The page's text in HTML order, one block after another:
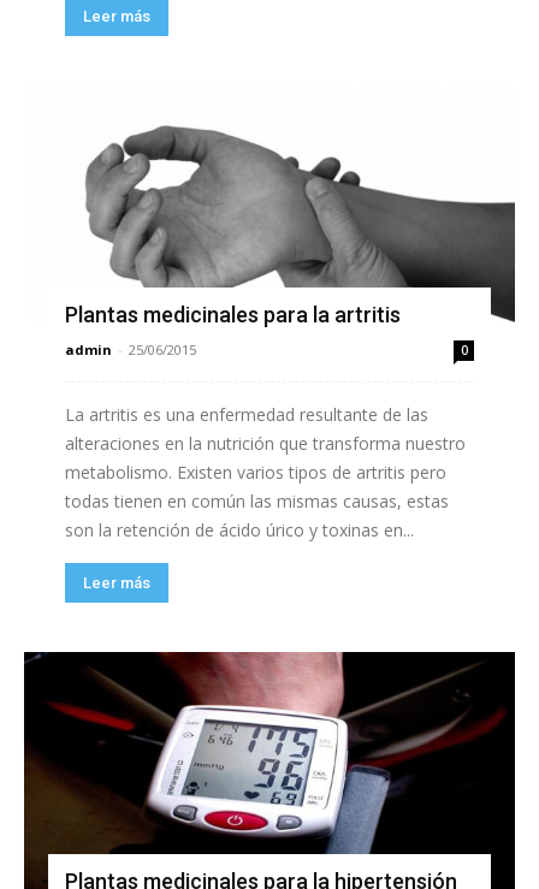
Leer más
Plantas medicinales para la artritis
admin - 25/06/2015 0
La artritis es una enfermedad resultante de las
alteraciones en la nutrición que transforma nuestro
metabolismo. Existen varios tipos de artritis pero
todas tienen en común las mismas causas, estas
son la retención de ácido úrico y toxinas en...
Leer más
Plantas medicinales para la hipertensión